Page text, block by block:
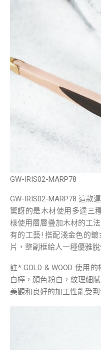
GW-IRIS02-MARP78
GW-IRIS02-MARP78 這款
驚訝的是木材使用多達三
樣使用層層疊加木材的工
有的工藝! 搭配淺金色的
片，整副框給人一種優雅脫
註* GOLD & WOOD 使用
白樺，顏色粉白，紋理細
美觀和良好的加工性能受到